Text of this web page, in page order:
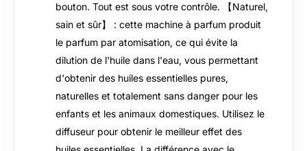
bouton. Tout est sous votre contrôle. 【Naturel,
sain et sûr】 : cette machine à parfum produit
le parfum par atomisation, ce qui évite la
dilution de l'huile dans l'eau, vous permettant
d'obtenir des huiles essentielles pures,
naturelles et totalement sans danger pour les
enfants et les animaux domestiques. Utilisez le
diffuseur pour obtenir le meilleur effet des